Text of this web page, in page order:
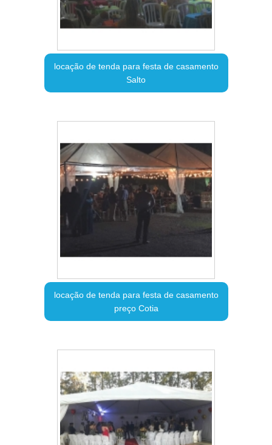
locação de tenda para festa de casamento
Salto
locação de tenda para festa de casamento
preço Cotia